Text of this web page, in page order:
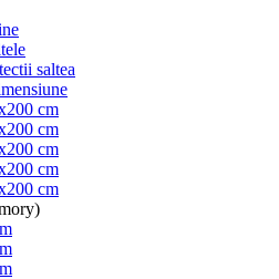
saltea
cm
cm
cm
cm
cm